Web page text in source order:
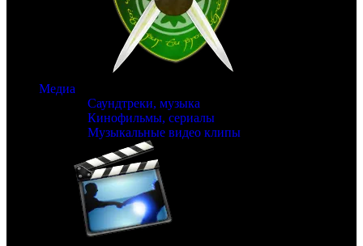
Медиа
Саундтреки, музыка
Кинофильмы, сериалы
Музыкальные видео клипы